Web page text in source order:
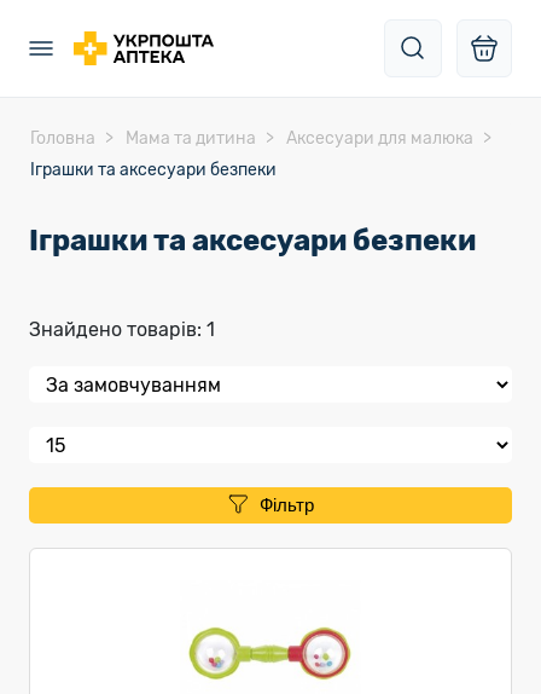
Головна Мама та дитина
Аксесуари для малюка
Іграшки та аксесуари безпеки
Іграшки та аксесуари безпеки
Знайдено товарів: 1
Фільтр